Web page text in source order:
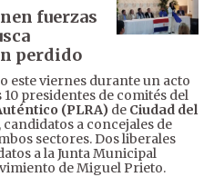
fuerzas
perdido
este viernes durante un acto
presidentes de comités del
(PLRA) de Ciudad del
a concejales de
sectores. Dos liberales
a la Junta Municipal
de Miguel Prieto.